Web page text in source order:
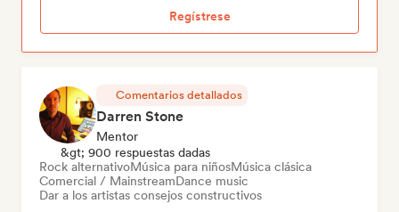
Regístrese
Comentarios detallados
Darren Stone
Mentor
&gt; 900 respuestas dadas
Rock alternativoMúsica para niñosMúsica clásica
Comercial / MainstreamDance music
Dar a los artistas consejos constructivos